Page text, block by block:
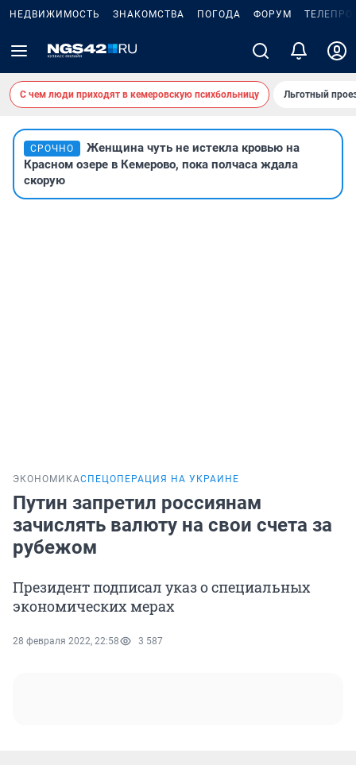
НЕДВИЖИМОСТЬ ЗНАКОМСТВА ПОГОДА ФОРУМ
С чем люди приходят в кемеровскую психбольницу Льготный
СРОЧНО
Женщина чуть не истекла кровью на
Красном озере в Кемерово, пока полчаса ждала
скорую
ЭКОНОМИКАСПЕЦОПЕРАЦИЯ НА УКРАИНЕ
Путин запретил россиянам
зачислять валюту на свои счета за
рубежом
Президент подписал указ о специальных
экономических мерах
28 февраля 2022, 22:58 3 587